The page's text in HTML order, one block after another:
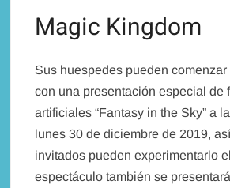
Magic Kingdom
Sus huespedes pueden
con una presentación especial de
artificiales “Fantasy in the Sky” a
lunes 30 de diciembre de 2019,
invitados pueden experimentarlo
espectáculo también se